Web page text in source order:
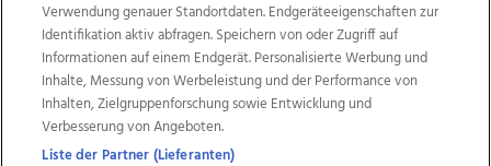
Weitere Angebote des Medienhauses Wimmer
TV1 di-mog-i.at OÖNow
Ischler Woche
Life Radio
OÖNachrichten
OÖN Immobilien
OÖN Karriere
OÖN Reise
Promenaden Galerien
Regionaljobs
wasistlos.at
Verwendung genauer Standortdaten. Endgeräteeigenschaften zur
Identifikation aktiv abfragen. Speichern von oder Zugriff auf
Informationen auf einem Endgerät. Personalisierte Werbung und
Inhalte, Messung von Werbeleistung und der Performance von
Inhalten, Zielgruppenforschung sowie Entwicklung und
Verbesserung von Angeboten.
Liste der Partner (Lieferanten)